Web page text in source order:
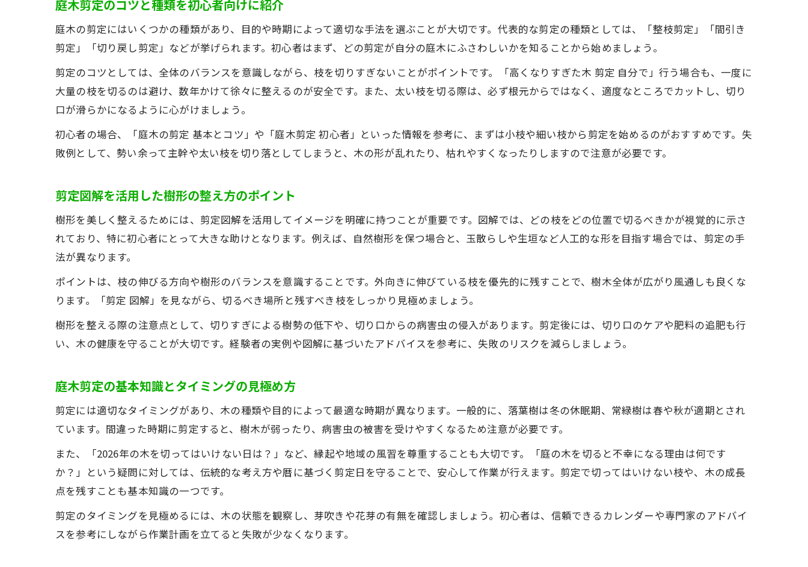
自分でできる高木剪定の基本と注意点
剪定で高い木を手入れするDIY実践ガイド
高木剪定を失敗しないための安全対策
剪定で高い枝を切る際のポイントとコツ
初心者向け剪定スタイルの選び方と基本
透かし剪定や整姿剪定のやり方を解説
初めての剪定におすすめの枝切り手順
季節や暦を意識した庭の剪定実践ガイド
剪定の際に守りたい土用・大犯土の知識
剪定作業を安全に進めるための暦の見方
季節や伝統行事を意識した庭木のお手入れ
剪定で縁起の良い日取りを選ぶポイント
庭木剪定のコツと種類を初心者向けに紹介
庭木の剪定にはいくつかの種類があり、目的や時期によって適切な手法を選ぶことが大切です。代表的な剪定の種類としては、「整枝剪定」「間引き
剪定」「切り戻し剪定」などが挙げられます。初心者はまず、どの剪定が自分の庭木にふさわしいかを知ることから始めましょう。
剪定のコツとしては、全体のバランスを意識しながら、枝を切りすぎないことがポイントです。「高くなりすぎた木 剪定 自分で」行う場合も、一度に
大量の枝を切るのは避け、数年かけて徐々に整えるのが安全です。また、太い枝を切る際は、必ず根元からではなく、適度なところでカットし、切り
口が滑らかになるように心がけましょう。
初心者の場合、「庭木の剪定 基本とコツ」や「庭木剪定 初心者」といった情報を参考に、まずは小枝や細い枝から剪定を始めるのがおすすめです。失
敗例として、勢い余って主幹や太い枝を切り落としてしまうと、木の形が乱れたり、枯れやすくなったりしますので注意が必要です。
剪定図解を活用した樹形の整え方のポイント
樹形を美しく整えるためには、剪定図解を活用してイメージを明確に持つことが重要です。図解では、どの枝をどの位置で切るべきかが視覚的に示さ
れており、特に初心者にとって大きな助けとなります。例えば、自然樹形を保つ場合と、玉散らしや生垣など人工的な形を目指す場合では、剪定の手
法が異なります。
ポイントは、枝の伸びる方向や樹形のバランスを意識することです。外向きに伸びている枝を優先的に残すことで、樹木全体が広がり風通しも良くな
ります。「剪定 図解」を見ながら、切るべき場所と残すべき枝をしっかり見極めましょう。
樹形を整える際の注意点として、切りすぎによる樹勢の低下や、切り口からの病害虫の侵入があります。剪定後には、切り口のケアや肥料の追肥も行
い、木の健康を守ることが大切です。経験者の実例や図解に基づいたアドバイスを参考に、失敗のリスクを減らしましょう。
庭木剪定の基本知識とタイミングの見極め方
剪定には適切なタイミングがあり、木の種類や目的によって最適な時期が異なります。一般的に、落葉樹は冬の休眠期、常緑樹は春や秋が適期とされ
ています。間違った時期に剪定すると、樹木が弱ったり、病害虫の被害を受けやすくなるため注意が必要です。
また、「2026年の木を切ってはいけない日は？」など、縁起や地域の風習を尊重することも大切です。「庭の木を切ると不幸になる理由は何です
か？」という疑問に対しては、伝統的な考え方や暦に基づく剪定日を守ることで、安心して作業が行えます。剪定で切ってはいけない枝や、木の成長
点を残すことも基本知識の一つです。
剪定のタイミングを見極めるには、木の状態を観察し、芽吹きや花芽の有無を確認しましょう。初心者は、信頼できるカレンダーや専門家のアドバイ
スを参考にしながら作業計画を立てると失敗が少なくなります。